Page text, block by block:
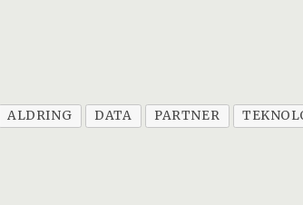
ALDRING DATA PARTNER